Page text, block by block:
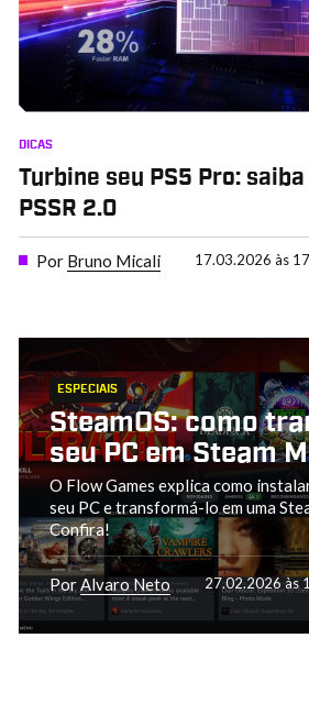
DICAS
Turbine seu PS5 Pro:
PSSR 2.0
Por Bruno Micali 17.03.2026 às
ESPECIAIS
SteamOS: como
seu PC em Steam
O Flow Games explica como
seu PC e transformá-lo em uma
Confira!
PorAlvaro Neto 27.02.2026 às